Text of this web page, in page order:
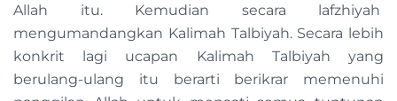
Allah itu. Kemudian secara lafzhiyah
mengumandangkan Kalimah Talbiyah. Secara lebih
konkrit lagi ucapan Kalimah Talbiyah yang
berulang-ulang itu berarti berikrar memenuhi